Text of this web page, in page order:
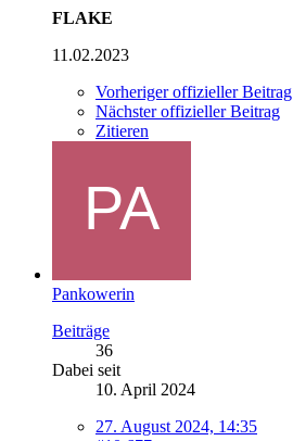
FLAKE
11.02.2023
Vorheriger offizieller Beitrag
Nächster offizieller Beitrag
Zitieren
Pankowerin
Beiträge
36
Dabei seit
10. April 2024
27. August 2024, 14:35